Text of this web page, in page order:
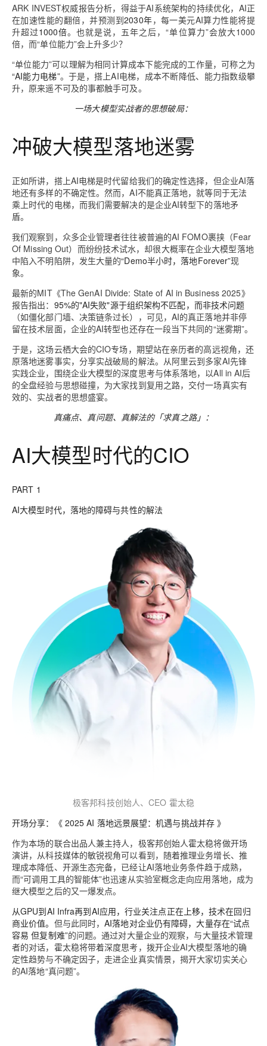
ARK INVEST权威报告分析，得益于AI系统架构的持续优化，AI正
在加速性能的翻倍，并预测到2030年，每一美元AI算力性能将提
升超过1000倍。也就是说，五年之后，“单位算力”会放大1000
倍，而“单位能力”会上升多少？
“单位能力”可以理解为相同计算成本下能完成的工作量，可称之为
“AI能力电梯”。于是，搭上AI电梯，成本不断降低、能力指数级攀
升，原来遥不可及的事都触手可及。
一场大模型实战者的思想破局：
冲破大模型落地迷雾
正如所讲，搭上AI电梯是时代留给我们的确定性选择，但企业AI落
地还有多样的不确定性。然而，AI不能真正落地，就等同于无法
乘上时代的电梯，而我们需要解决的是企业AI转型下的落地矛
盾。
我们观察到，众多企业管理者往往被普遍的AI FOMO裹挟（Fear
Of Missing Out）而纷纷技术试水，却很大概率在企业大模型落地
中陷入不明陷阱，发生大量的“Demo半小时，落地Forever”现
象。
最新的MIT《The GenAI Divide: State of AI in Business 2025》
报告指出： 95%的"AI失败"源于组织架构不匹配，而非技术问题
（如僵化部门墙、决策链条过长），可见，AI的真正落地并非停
留在技术层面，企业的AI转型也还存在一段当下共同的“迷雾期”。
于是，这场云栖大会的CIO专场，期望站在亲历者的高远视角，还
原落地迷雾事实，分享实战破局的解法。从阿里云到多家AI先锋
实践企业，围绕企业大模型的深度思考与体系落地，以All in AI后
的全盘经验与思想碰撞，为大家找到复用之路，交付一场真实有
效的、实战者的思想盛宴。
真痛点、真问题、真解法的「求真之路」：
AI大模型时代的CIO
PART 1
AI大模型时代，落地的障碍与共性的解法
极客邦科技创始人、CEO 霍太稳
开场分享：《 2025 AI 落地远景展望：机遇与挑战并存 》
作为本场的联合出品人兼主持人，极客邦创始人霍太稳将做开场
演讲，从科技媒体的敏锐视角可以看到，随着推理业务增长、推
理成本降低、开源生态完备，已经让AI落地业务条件趋于成熟，
而“可调用工具的智能体”也迅速从实验室概念走向应用落地，成为
继大模型之后的又一爆发点。
从GPU到AI Infra再到AI应用，行业关注点正在上移，技术在回归
商业价值。 但与此同时，AI落地对企业仍有障碍，大量存在“试点
容易 但复制难”的问题。通过对大量企业的观察，与大量技术管理
者的对话，霍太稳将带着深度思考，拨开企业AI大模型落地的确
定性趋势与不确定因子，走进企业真实情景，揭开大家切实关心
的AI落地“真问题”。